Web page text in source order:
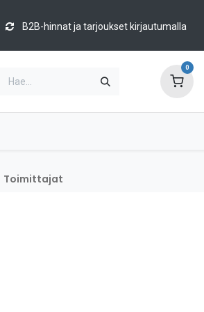
B2B-hinnat ja tarjoukset kirjautumalla
0
Toimittajat